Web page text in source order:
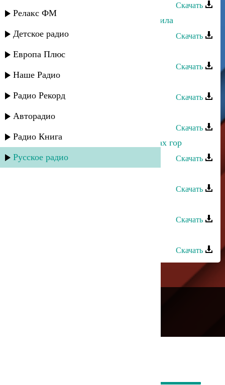
Релакс ФМ
Детское радио
Европа Плюс
Наше Радио
Радио Рекорд
Авторадио
Радио Книга
Русское радио
Скачать
Джамал Абакаров - Ты меня опьянила
Скачать
Джамал Абакаров - Ты и я
Скачать
Джамал Абакаров - Ты далеко
Скачать
Скачать
Джамал Абакаров - Танец на плечах гор
Скачать
Скачать
Скачать
Скачать